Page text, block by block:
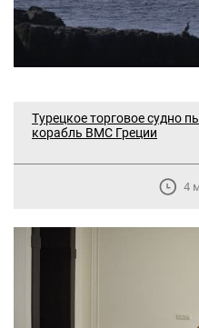
Турецкое торговое судно
корабль ВМС Греции
4